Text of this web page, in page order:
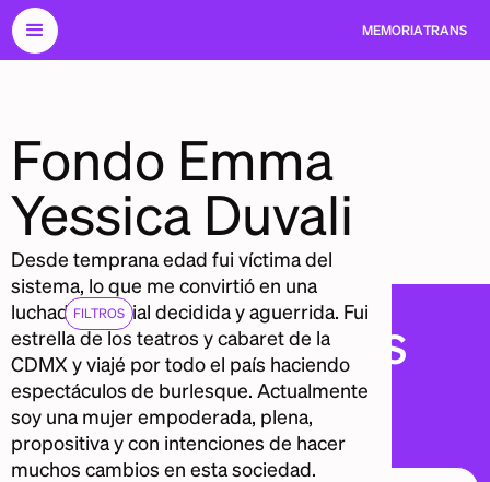
MEMORIATRANS
Fondo Emma
Yessica Duvali
Desde temprana edad fui víctima del
sistema, lo que me convirtió en una
luchadora social decidida y aguerrida. Fui
estrella de los teatros y cabaret de la
CDMX y viajé por todo el país haciendo
espectáculos de burlesque. Actualmente
soy una mujer empoderada, plena,
propositiva y con intenciones de hacer
muchos cambios en esta sociedad.
MEMORIATRANS
info@memoriatrans.mx
INSTAGRAM @memoriatransmexico
FILTROS